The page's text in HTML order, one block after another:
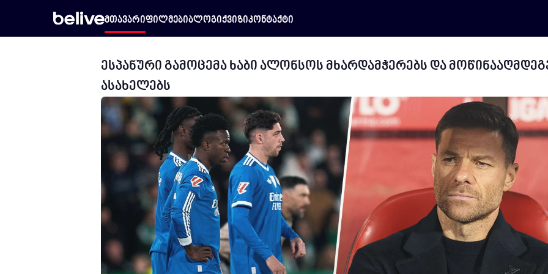
მთავარიფილმებიბლოგიქვიზიკონტაქტი
ესპანური გამოცემა ხაბი ალონსოს მხარდამჭერებს და
ასახელებს